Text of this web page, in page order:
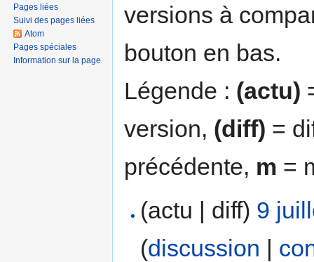
versions à
bouton en bas.
Légende : (actu)
version, (diff) =
précédente, m =
(actu | diff) 9
(discussion |
Pages liées
Suivi des pages liées
Atom
Pages spéciales
Information sur la page